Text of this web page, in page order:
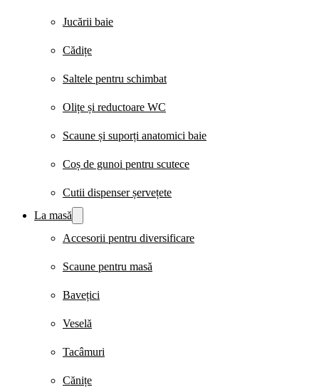
Jucării baie
Cădițe
Saltele pentru schimbat
Olițe și reductoare WC
Scaune și suporți anatomici baie
Coș de gunoi pentru scutece
Cutii dispenser șervețete
La masă
Accesorii pentru diversificare
Scaune pentru masă
Bavețici
Veselă
Tacâmuri
Cănițe